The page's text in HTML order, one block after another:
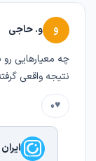
و و. حاجی
چه معیارهایی رو
نتیجه واقعی
♥
0